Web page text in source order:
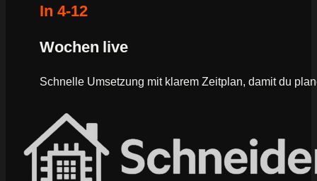
In 4-12
Wochen live
Schnelle Umsetzung mit klarem Zeitplan, damit du